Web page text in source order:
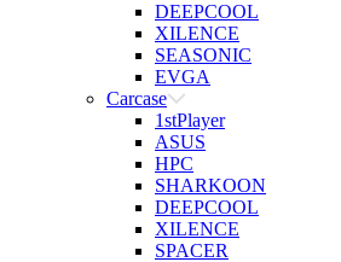
DEEPCOOL
XILENCE
SEASONIC
EVGA
Carcase
1stPlayer
ASUS
HPC
SHARKOON
DEEPCOOL
XILENCE
SPACER